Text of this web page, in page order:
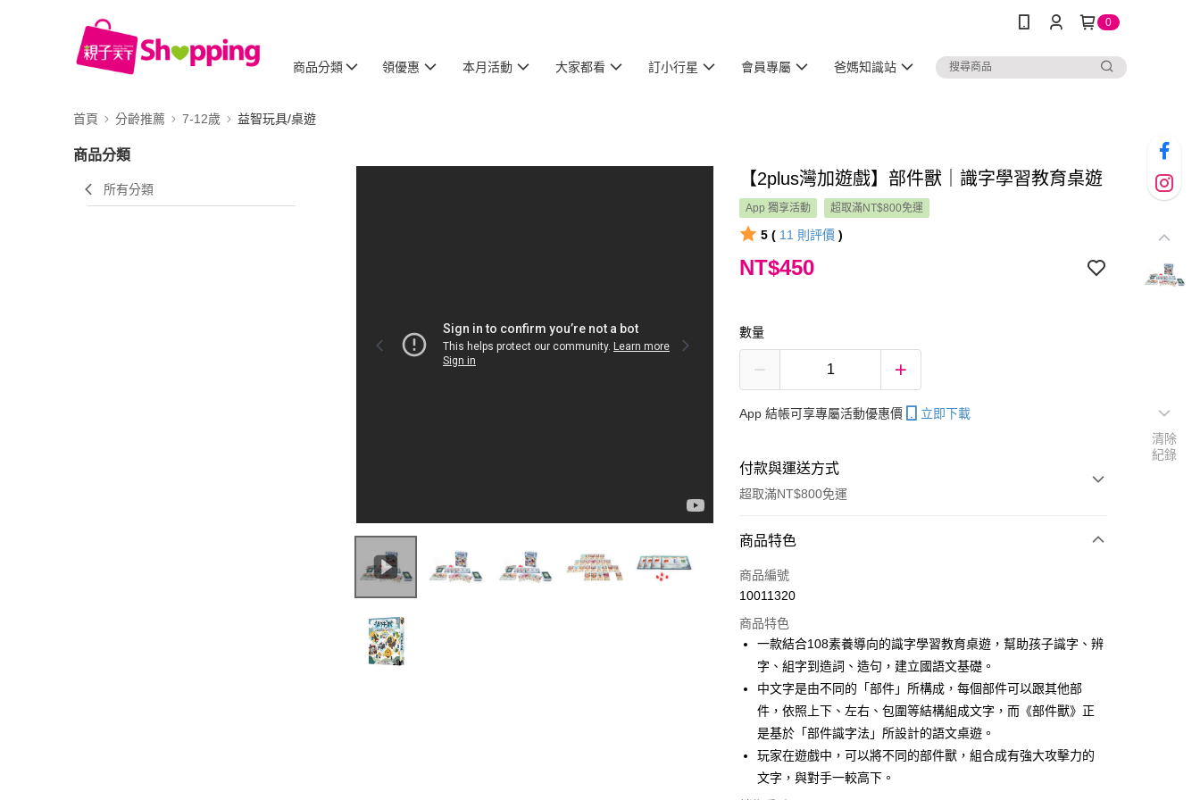
0
商品分類 領優惠 本月活動 大家都看 訂小行星 會員專屬 爸媽知識站
首頁 分齡推薦 7-12歲 益智玩具/桌遊
商品分類
所有分類
【2plus灣加遊戲】部件獸｜識字學習教育桌遊
App 獨享活動 超取滿NT$800免運
5 ( 11 則評價 )
NT$450
數量
App 結帳可享專屬活動優惠價 立即下載
付款與運送方式
超取滿NT$800免運
付款方式
信用卡一次付款
Apple Pay
大哥付你分期
相關說明
【大哥付你分期使用說明】
1.本服務由台灣大哥大提供，台灣大哥大用戶可立即使用無須另外申請。
2.付款方式選擇「大哥付你分期」，訂單成立後會自動跳轉到大哥付的交易
流程，驗證手機門號後，選擇欲分期的期數、繳款截止日，確認付款後即
完成交易。
【關於「AFTEE先享後付」】
AFTEE先享後付是「在收到商品之後才付款」的支付方式。 讓您購物簡單
ATM付款
商品特色
商品編號
10011320
商品特色
一款結合108素養導向的識字學習教育桌遊，幫助孩子識字、辨
字、組字到造詞、造句，建立國語文基礎。
中文字是由不同的「部件」所構成，每個部件可以跟其他部
件，依照上下、左右、包圍等結構組成文字，而《部件獸》正
是基於「部件識字法」所設計的語文桌遊。
玩家在遊戲中，可以將不同的部件獸，組合成有強大攻擊力的
文字，與對手一較高下。
清除
紀錄